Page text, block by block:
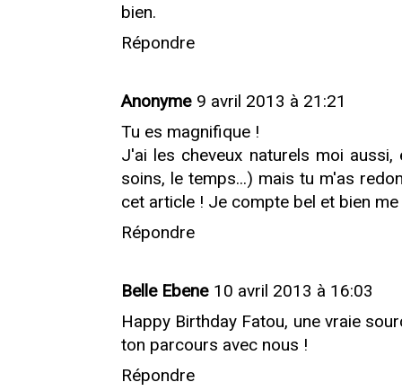
bien.
Répondre
Anonyme 9 avril 2013 à 21:21
Tu es magnifique !
J'ai les cheveux naturels moi
soins, le temps...) mais tu m'as
cet article ! Je compte bel et bien
Répondre
Belle Ebene 10 avril 2013 à 16:03
Happy Birthday Fatou, une vraie
ton parcours avec nous !
Répondre